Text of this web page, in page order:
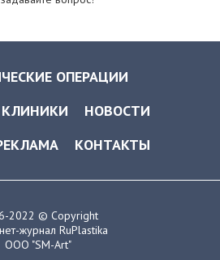
ОПЕРАЦИИ
КЛИНИКИ
НОВОСТИ
КОНТАКТЫ
2022 © Copyright
журнал RuPlastika
ООО "SM-Art"